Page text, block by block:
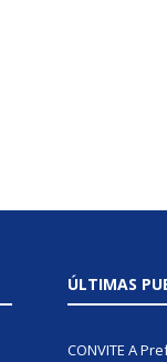
ÚLTIMAS
CONVITE A